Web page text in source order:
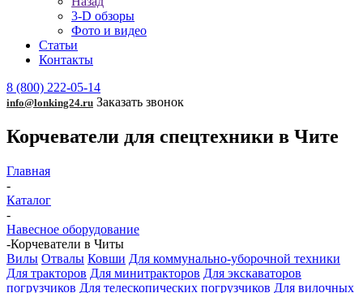
3-D обзоры
Фото и видео
Статьи
Контакты
8 (800) 222-05-14
info@lonking24.ru Заказать звонок
Корчеватели для спецтехники в Чите
Главная
-
Каталог
-
Навесное оборудование
-Корчеватели в Читы
Вилы Отвалы Ковши Для коммунально-уборочной техники
Для тракторов Для минитракторов Для экскаваторов
погрузчиков Для телескопических погрузчиков Для вилочных